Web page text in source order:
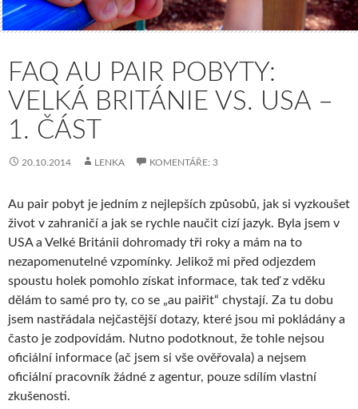
FAQ AU PAIR POBYTY:
VELKÁ BRITÁNIE VS. USA –
1. ČÁST
20.10.2014 LENKA KOMENTÁŘE: 3
Au pair pobyt je jedním z nejlepších způsobů, jak si vyzkoušet
život v zahraničí a jak se rychle naučit cizí jazyk. Byla jsem v
USA a Velké Británii dohromady tři roky a mám na to
nezapomenutelné vzpomínky. Jelikož mi před odjezdem
spoustu holek pomohlo získat informace, tak teď z vděku
dělám to samé pro ty, co se „au paiřit“ chystají. Za tu dobu
jsem nastřádala nejčastější dotazy, které jsou mi pokládány a
často je zodpovídám. Nutno podotknout, že tohle nejsou
oficiální informace (ač jsem si vše ověřovala) a nejsem
oficiální pracovník žádné z agentur, pouze sdílím vlastní
zkušenosti.